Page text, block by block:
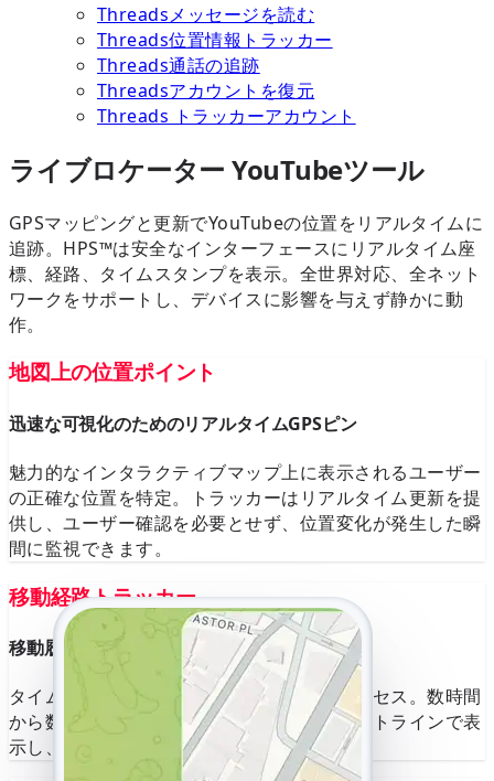
Threadsメッセージを読む
Threads位置情報トラッカー
Threads通話の追跡
Threadsアカウントを復元
Threads トラッカーアカウント
ライブロケーター YouTubeツール
GPSマッピングと更新でYouTubeの位置をリアルタイムに
追跡。HPS™は安全なインターフェースにリアルタイム座
標、経路、タイムスタンプを表示。全世界対応、全ネット
ワークをサポートし、デバイスに影響を与えず静かに動
作。
地図上の位置ポイント
迅速な可視化のためのリアルタイムGPSピン
魅力的なインタラクティブマップ上に表示されるユーザー
の正確な位置を特定。トラッカーはリアルタイム更新を提
供し、ユーザー確認を必要とせず、位置変化が発生した瞬
間に監視できます。
移動経路トラッカー
移動履歴を地図ルート上で可視化
タイムスタンプ付きの完全な移動経路にアクセス。数時間
から数日間にわたる移動経路を、明確なルートラインで表
示し、容易な追跡と詳細な分析を実現。